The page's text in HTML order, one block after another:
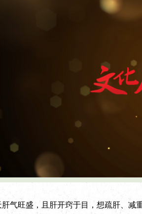
旺盛，且肝开窍于目，想疏肝、减